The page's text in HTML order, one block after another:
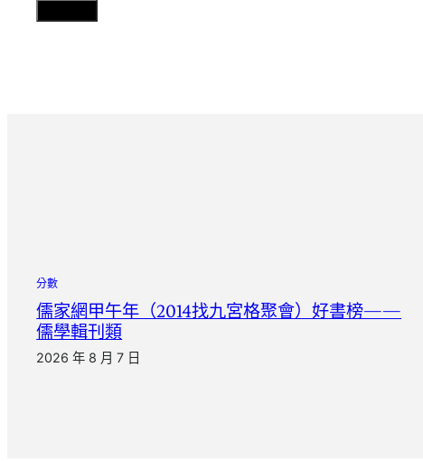
分數
儒家網甲午年（2014找九宮格聚會）好書榜——
儒學輯刊類
2026 年 8 月 7 日